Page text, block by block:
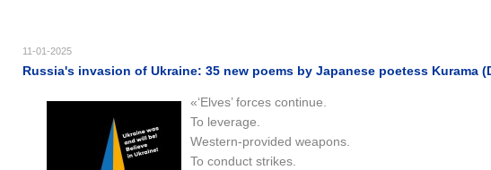
11-01-2025
Russia's invasion of Ukraine: 35 new poems by Japanese poetess Kurama
«‘Elves’ forces continue.
To leverage.
Western-provided weapons.
To conduct strikes.